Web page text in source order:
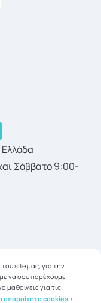
Σάββατο 9:00-
site μας, για την
να σου παρέχουμε
μαθαίνεις για τις
απαραίτητα cookies >